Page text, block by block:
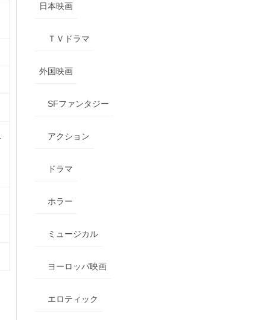
日本映画
ＴＶドラマ
外国映画
SFファンタジー
アクション
ドラマ
ホラー
ミュージカル
ヨーロッパ映画
エロティック